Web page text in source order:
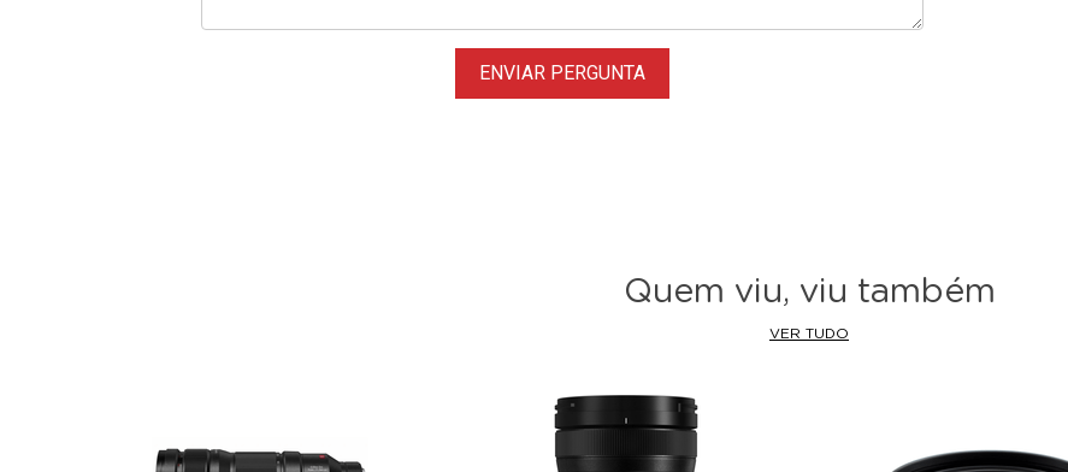
ENVIAR PERGUNTA
Quem viu, viu também
VER TUDO